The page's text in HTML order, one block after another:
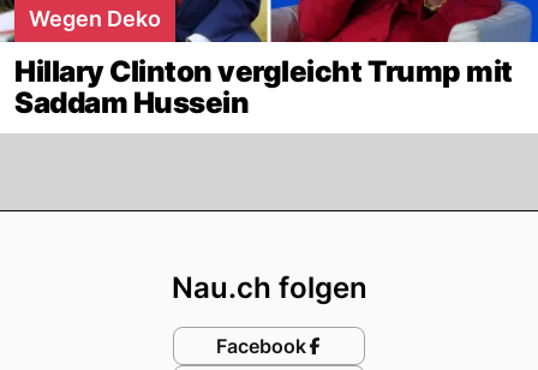
Wegen Deko
Hillary Clinton vergleicht Trump mit
Saddam Hussein
Nau.ch folgen
Facebook